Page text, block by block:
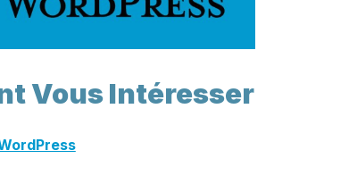
Vous Intéresser